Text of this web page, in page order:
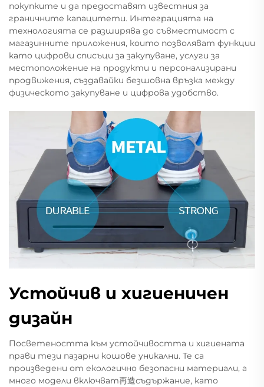
покупките и да предоставят известния за
граничните капацитети. Интеграцията на
технологията се разширява до съвместимост с
магазинните приложения, които позволяват функции
като цифрови списъци за закупуване, услуги за
местоположение на продукти и персонализирани
продвижения, създавайки безшовна връзка между
физическото закупуване и цифрова удобство.
Устойчив и хигиеничен
дизайн
Посветеността към устойчивостта и хигиената
прави тези пазарни кошове уникални. Те са
произведени от екологично безопасни материали, а
много модели включват再造съдържание, като